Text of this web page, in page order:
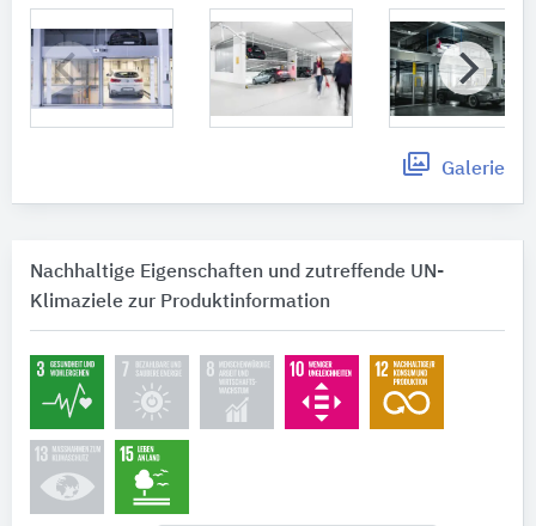
Galerie
Nachhaltige Eigenschaften und zutreffende UN-
Klimaziele zur Produktinformation